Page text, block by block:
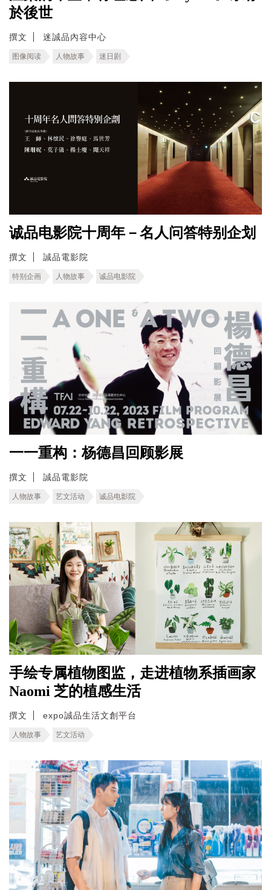
於後世
撰文 迷誠品內容中心
图像阅读 人物故事 迷日剧
诚品电影院十周年－名人问答特别企划
撰文 誠品電影院
特别企画 人物故事 诚品电影院
一一重构：杨德昌回顾影展
撰文 誠品電影院
人物故事 艺文活动 诚品电影院
手绘专属植物图监，走进植物系插画家
Naomi 芝的植感生活
撰文 expo誠品生活文創平台
人物故事 艺文活动